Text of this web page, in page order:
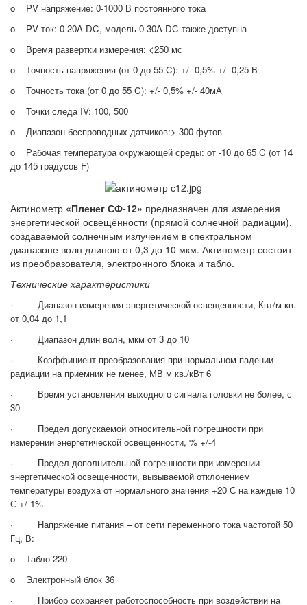
o PV напряжение: 0-1000 В постоянного тока
o PV ток: 0-20A DC, модель 0-30A DC также доступна
o Время развертки измерения: <250 мс
o Точность напряжения (от 0 до 55 C): +/- 0,5% +/- 0,25 В
o Точность тока (от 0 до 55 C): +/- 0,5% +/- 40мА
o Точки следа IV: 100, 500
o Диапазон беспроводных датчиков:> 300 футов
o Рабочая температура окружающей среды: от -10 до 65 C (от 14
до 145 градусов F)
Актинометр «Пленег СФ-12» предназначен для измерения
энергетической освещённости (прямой солнечной радиации),
создаваемой солнечным излучением в спектральном
диапазоне волн длиною от 0,3 до 10 мкм. Актинометр состоит
из преобразователя, электронного блока и табло.
Технические характеристики
·
Диапазон измерения энергетической освещенности, Квт/м кв.
от 0,04 до 1,1
· Диапазон длин волн, мкм от 3 до 10
· Коэффициент преобразования при нормальном падении
радиации на приемник не менее, МВ м кв./кВт 6
· Время установления выходного сигнала головки не более, с
30
· Предел допускаемой относительной погрешности при
измерении энергетической освещенности, % +/-4
· Предел дополнительной погрешности при измерении
энергетической освещенности, вызываемой отклонением
температуры воздуха от нормального значения +20 С на каждые 10
С +/-1%
· Напряжение питания – от сети переменного тока частотой 50
Гц, В:
o Табло 220
o Электронный блок 36
· Прибор сохраняет работоспособность при воздействии на